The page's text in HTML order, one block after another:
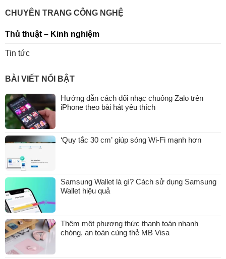
CHUYÊN TRANG CÔNG NGHỆ
Thủ thuật – Kinh nghiệm
Tin tức
BÀI VIẾT NỔI BẬT
Hướng dẫn cách đổi nhạc chuông Zalo trên
iPhone theo bài hát yêu thích
‘Quy tắc 30 cm’ giúp sóng Wi-Fi mạnh hơn
Samsung Wallet là gì? Cách sử dụng Samsung
Wallet hiệu quả
Thêm một phương thức thanh toán nhanh
chóng, an toàn cùng thẻ MB Visa